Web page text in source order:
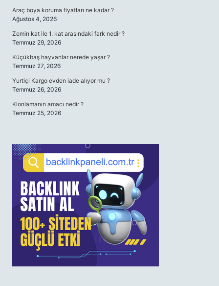
Araç boya koruma fiyatları ne kadar ?
Ağustos 4, 2026
Zemin kat ile 1. kat arasındaki fark nedir ?
Temmuz 29, 2026
Küçükbaş hayvanlar nerede yaşar ?
Temmuz 27, 2026
Yurtiçi Kargo evden iade alıyor mu ?
Temmuz 26, 2026
Klonlamanın amacı nedir ?
Temmuz 25, 2026